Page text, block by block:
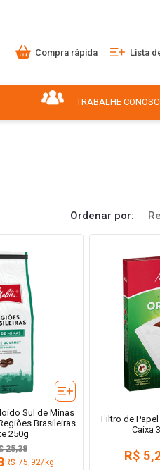
Compra rápida Lista
TRABALHE
Ordenar por
Sul de Minas
Brasileiras
250g
25,38
R$ 75,92/kg
Filtro de
Caixa
R$